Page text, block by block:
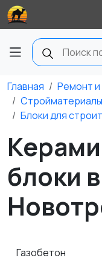
Главная
Ремонт
Стройматериалы
Блоки для
блоки в
Газобетон